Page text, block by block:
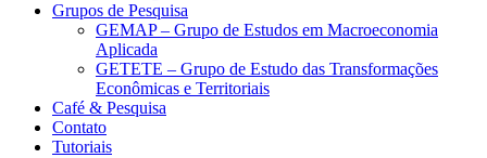
Grupos de Pesquisa
GEMAP – Grupo de Estudos em Macroeconomia
Aplicada
GETETE – Grupo de Estudo das Transformações
Econômicas e Territoriais
Café & Pesquisa
Contato
Tutoriais